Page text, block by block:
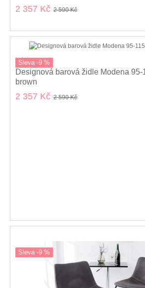
2 357 Kč 2 590 Kč
Sleva -9 %
kolekce
Designová barová židle Modena 95-
brown
2 357 Kč 2 590 Kč
Sleva -9 %